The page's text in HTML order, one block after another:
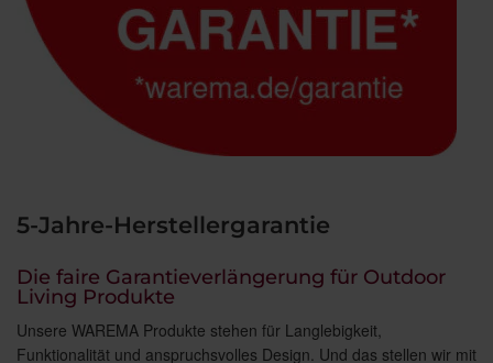
5-Jahre-Herstellergarantie
Die faire Garantieverlängerung für Outdoor
Living Produkte
Unsere WAREMA Produkte stehen für Langlebigkeit,
Funktionalität und anspruchsvolles Design. Und das stellen wir mit